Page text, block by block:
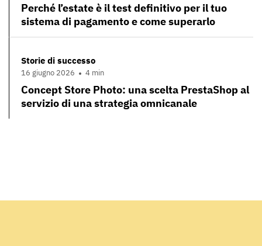
Perché l’estate è il test definitivo per il tuo
sistema di pagamento e come superarlo
Storie di successo
16 giugno 2026 4 min
Concept Store Photo: una scelta PrestaShop al
servizio di una strategia omnicanale